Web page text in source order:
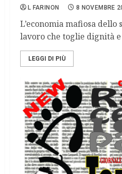
L FARINON 8 NOVEMBRE
L’economia mafiosa
lavoro che toglie
LEGGI DI PIÙ